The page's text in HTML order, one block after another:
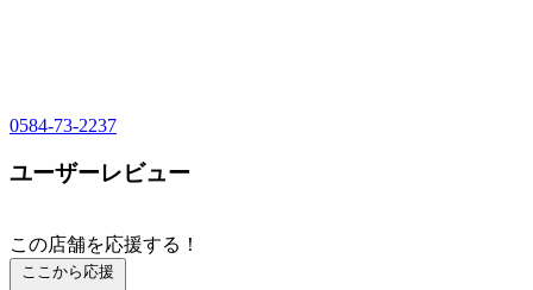
0584-73-2237
ユーザーレビュー
この店舗を応援する！
ここから応援